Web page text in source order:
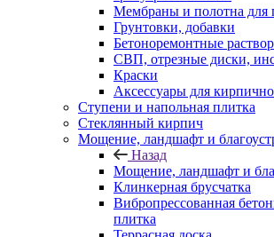
Мембраны и полотна для
Грунтовки, добавки
Бетоноремонтные
СВП, отрезные диски,
Краски
Аксессуары для
Ступени и напольная плитка
Cтеклянный кирпич
Мощение, ландшафт и
Назад
Мощение, ландшафт и
Клинкерная брусчатка
Вибропрессованная
плитка